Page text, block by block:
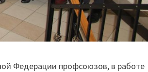
Федерации профсоюзов, в работе